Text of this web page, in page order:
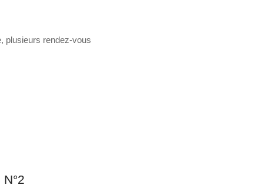
plusieurs rendez-vous